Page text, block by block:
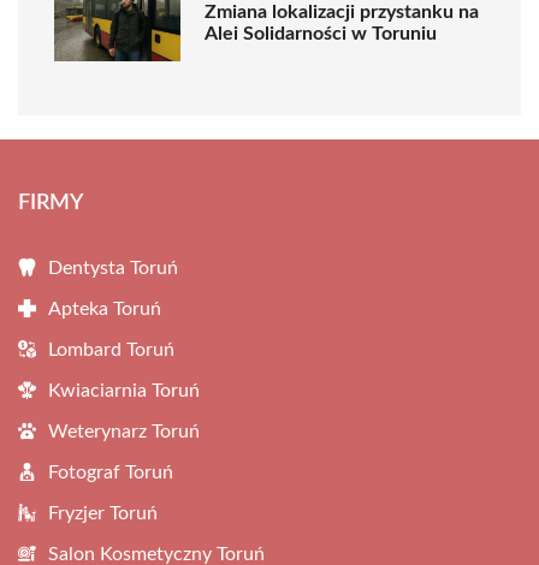
Zmiana lokalizacji przystanku na
Alei Solidarności w Toruniu
FIRMY
Dentysta Toruń
Apteka Toruń
Lombard Toruń
Kwiaciarnia Toruń
Weterynarz Toruń
Fotograf Toruń
Fryzjer Toruń
Salon Kosmetyczny Toruń